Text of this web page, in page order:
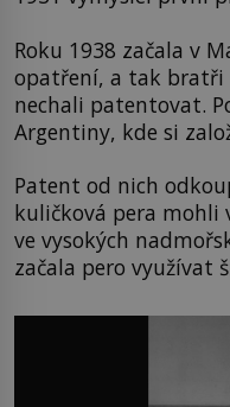
Roku 1938 začala v
opatření, a tak bratři
nechali patentovat.
Argentiny, kde si
Patent od nich
kuličková pera mohli
ve vysokých
začala pero využívat